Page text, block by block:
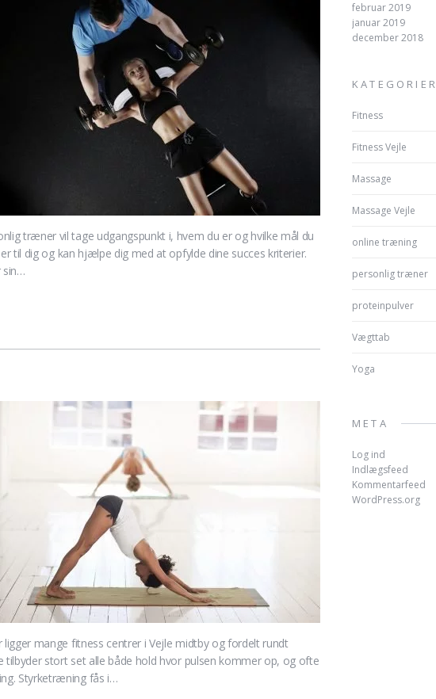
træner vil tage udgangspunkt i, hvem du er og hvilke mål du
til dig og kan hjælpe dig med at opfylde dine succes kriterier.
sin…
mange fitness centrer i Vejle midtby og fordelt rundt
tilbyder stort set alle både hold hvor pulsen kommer op, og ofte
Styrketræning fås i…
februar 2019
januar 2019
december 2018
KATEGORIER
Fitness
Fitness Vejle
Massage
Massage Vejle
online træning
personlig træner
proteinpulver
Vægttab
Yoga
META
Log ind
Indlægsfeed
Kommentarfeed
WordPress.org